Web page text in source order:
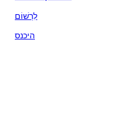
לִרְשׁוֹם
היכנס